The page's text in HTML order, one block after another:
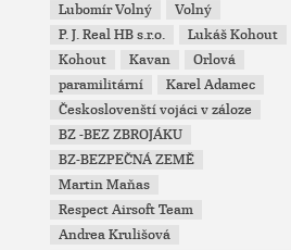
Lubomír Volný
Volný
P. J. Real HB s.r.o.
Lukáš Kohout
Kohout
Kavan
Orlová
paramilitární
Karel Adamec
Českoslovenští vojáci v záloze
BZ -BEZ ZBROJÁKU
BZ-BEZPEČNÁ ZEMĚ
Martin Maňas
Respect Airsoft Team
Andrea Krulišová